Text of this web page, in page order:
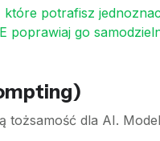
potrafisz
go
dla AI.